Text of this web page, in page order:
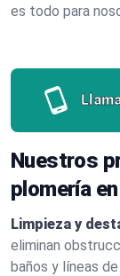
es todo para
Nuestros
plomería
Limpieza y
eliminan
baños y líneas